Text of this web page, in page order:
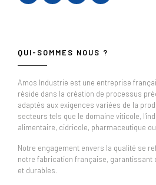
QUI-SOMMES NOUS ?
Amos Industrie est une entreprise
réside dans la création de processus
adaptés aux exigences variées de la
secteurs tels que le domaine viticole,
alimentaire, cidricole, pharmaceutique
Notre engagement envers la qualité se
notre fabrication française, garantissant
et durables.